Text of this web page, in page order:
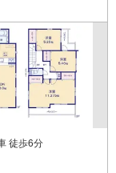
徒歩6分